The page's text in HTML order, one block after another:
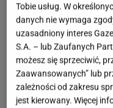
Tobie usług. W
danych nie wymaga
uzasadniony interes
S.A. – lub Zaufanych
możesz się sprzeciwić,
Zaawansowanych” lub
zależności od zakresu
jest kierowany. Więcej